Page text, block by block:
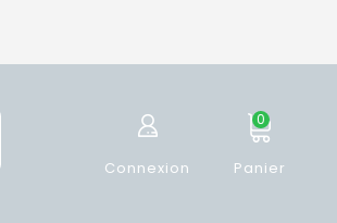
Panier
0
Connexion